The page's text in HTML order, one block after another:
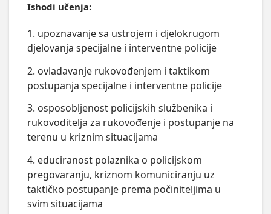
Ishodi učenja:
1. upoznavanje sa ustrojem i djelokrugom
djelovanja specijalne i interventne policije
2. ovladavanje rukovođenjem i taktikom
postupanja specijalne i interventne policije
3. osposobljenost policijskih službenika i
rukovoditelja za rukovođenje i postupanje na
terenu u kriznim situacijama
4. educiranost polaznika o policijskom
pregovaranju, kriznom komuniciranju uz
taktičko postupanje prema počiniteljima u
svim situacijama